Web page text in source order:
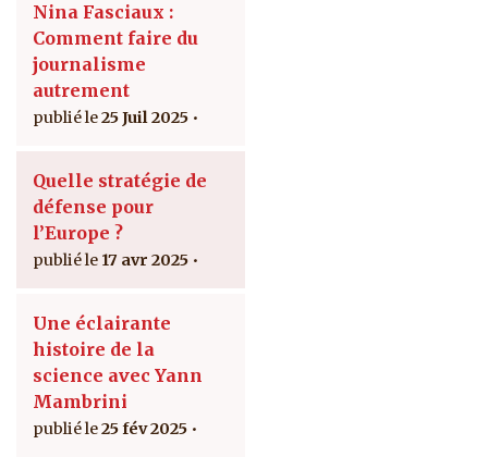
Nina Fasciaux :
Comment faire du
journalisme
autrement
25 Juil 2025
Quelle stratégie de
défense pour
l’Europe ?
17 avr 2025
Une éclairante
histoire de la
science avec Yann
Mambrini
25 fév 2025